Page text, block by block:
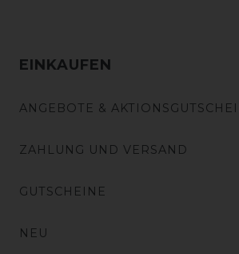
EINKAUFEN
ANGEBOTE &
ZAHLUNG UND VERSAND
GUTSCHEINE
NEU